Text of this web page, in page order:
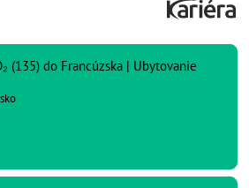
(135) do Francúzska | Ubytovanie